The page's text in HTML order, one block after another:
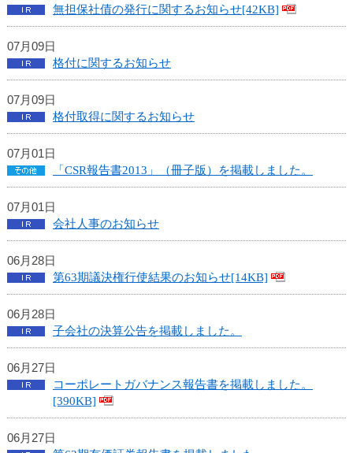
無担保社債の発行に関するお知らせ[42KB]
07月09日
格付に関するお知らせ
07月09日
格付取得に関するお知らせ
07月01日
「CSR報告書2013」（冊子版）を掲載しました。
07月01日
会社人事のお知らせ
06月28日
第63期議決権行使結果のお知らせ[14KB]
06月28日
子会社の決算公告を掲載しました。
06月27日
コーポレートガバナンス報告書を掲載しました。
[390KB]
06月27日